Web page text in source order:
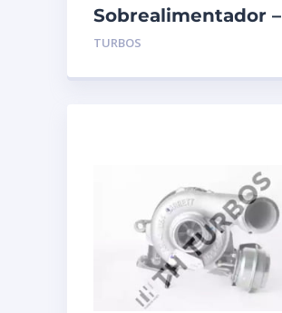
Sobrealimentador –
TURBO’S HOET –
TURBOS